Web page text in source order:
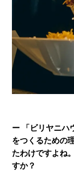
ー 「ビリヤニハ
をつくるための
たわけですよね
すか？